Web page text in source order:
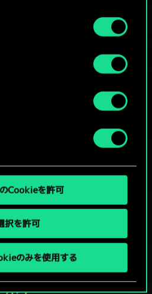
ューでご確認ください。
Cookieを許可
択を許可
のみを使用する
と勝負といかない